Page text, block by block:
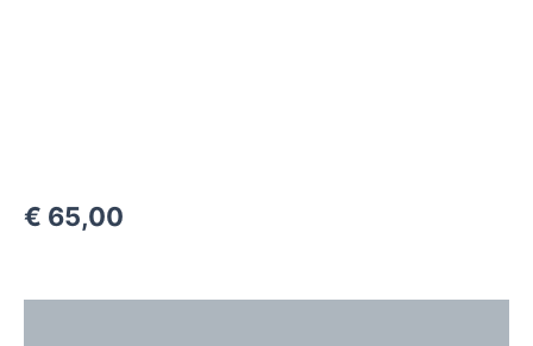
€ 65,00